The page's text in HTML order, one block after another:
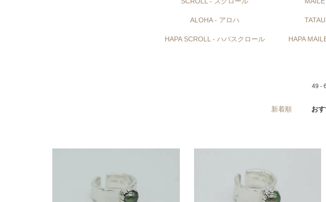
ALOHA - アロハ
HAPA SCROLL - ハパスクロール HAPA
49 -
新着順 お